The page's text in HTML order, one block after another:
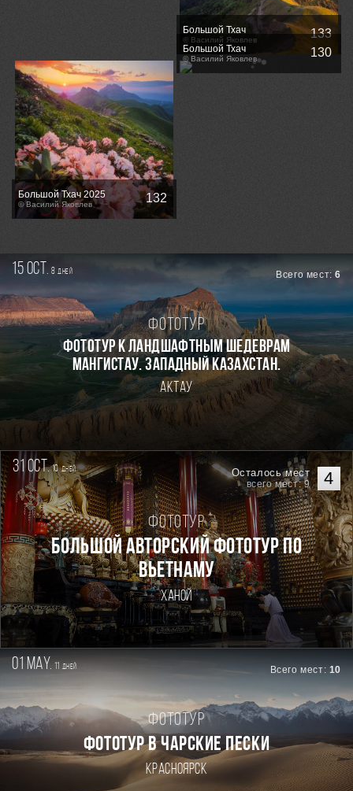
Большой Тхач
© Василий Яковлев 133
Большой Тхач 2025
© Василий Яковлев 132
Большой Тхач
© Василий Яковлев 130
15 oct. 8дней Всего мест:6
Фототур
Фототур к ландшафтным шедеврам
Мангистау. Западный Казахстан.
Актау
31 oct.10дней 4
Осталось мест
всего мест: 9
Фототур
Большой авторский фототур по
Вьетнаму
Ханой
01 may. 11 дней Всего мест: 10
Фототур
ФОТОТУР В ЧАРСКИЕ ПЕСКИ
Красноярск